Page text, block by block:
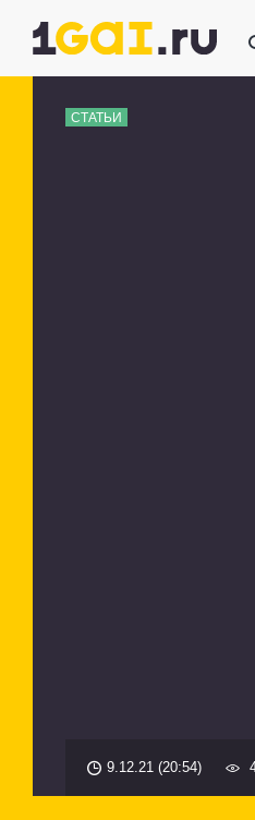
СТАТЬИ
9.12.21 (20:54)